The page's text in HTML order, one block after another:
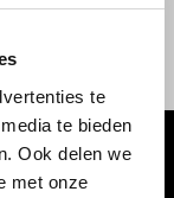
te
te bieden
Ook delen we
met onze